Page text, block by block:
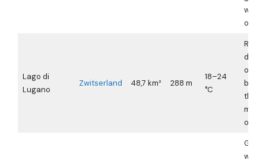
wind
op in
Lago di
Lugano
Zwitserland 48,7 km² 288 m
18–24
°C
door